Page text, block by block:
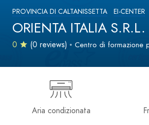
PROVINCIA DI CALTANISSETTA EI-CENTER
ORIENTA ITALIA S.R.L.
0 (0 reviews) Centro di formazione
Aria condizionata